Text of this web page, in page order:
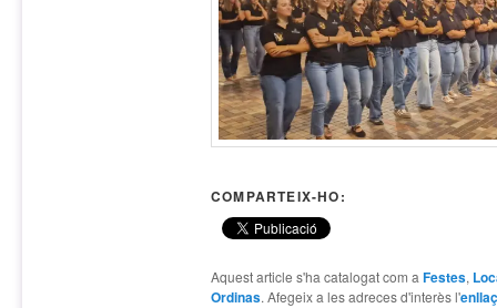
COMPARTEIX-HO:
Aquest article s'ha catalogat com a Festes,
Ordinas. Afegeix a les adreces d'interès l'enllaç